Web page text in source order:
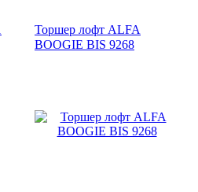
Торшер лофт ALFA
BOOGIE BIS 9268